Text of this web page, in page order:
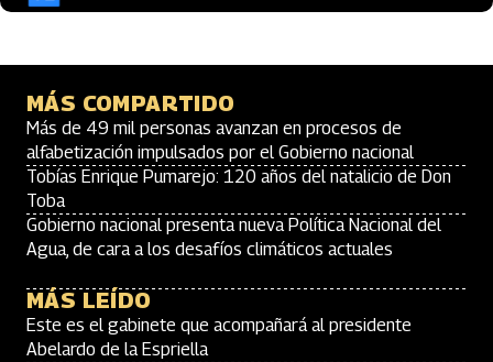
MÁS COMPARTIDO
Más de 49 mil personas avanzan en procesos de
alfabetización impulsados por el Gobierno nacional
Tobías Enrique Pumarejo: 120 años del natalicio de Don
Toba
Gobierno nacional presenta nueva Política Nacional del
Agua, de cara a los desafíos climáticos actuales
MÁS LEÍDO
Este es el gabinete que acompañará al presidente
Abelardo de la Espriella